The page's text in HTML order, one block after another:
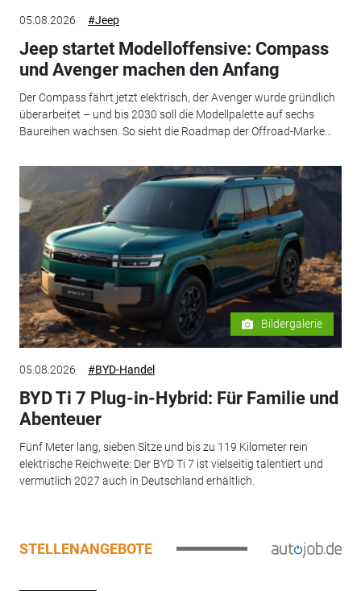
05.08.2026 #Jeep
Jeep startet Modelloffensive: Compass
und Avenger machen den Anfang
Der Compass fährt jetzt elektrisch, der Avenger wurde gründlich
überarbeitet – und bis 2030 soll die Modellpalette auf sechs
Baureihen wachsen. So sieht die Roadmap der Offroad-Marke...
Bildergalerie
05.08.2026 #BYD-Handel
BYD Ti 7 Plug-in-Hybrid: Für Familie und
Abenteuer
Fünf Meter lang, sieben Sitze und bis zu 119 Kilometer rein
elektrische Reichweite: Der BYD Ti 7 ist vielseitig talentiert und
vermutlich 2027 auch in Deutschland erhältlich.
STELLENANGEBOTE